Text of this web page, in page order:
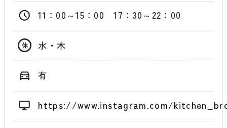
11：00～15：00 17：30～22：00
水・木
有
https://www.instagram.com/